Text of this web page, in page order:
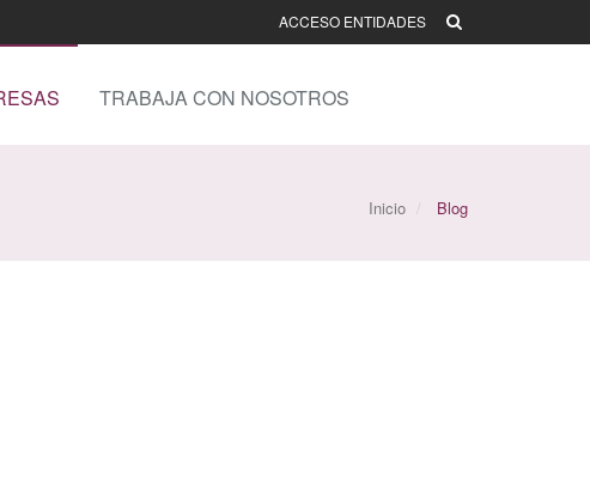
ACCESO ENTIDADES
TRABAJA CON NOSOTROS
Inicio Blog